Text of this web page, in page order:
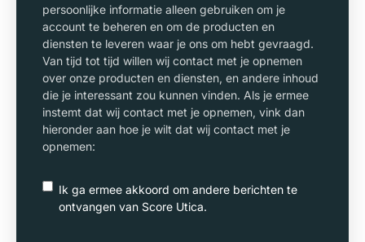
persoonlijke informatie alleen gebruiken om je
account te beheren en om de producten en
diensten te leveren waar je ons om hebt gevraagd.
Van tijd tot tijd willen wij contact met je opnemen
over onze producten en diensten, en andere inhoud
die je interessant zou kunnen vinden. Als je ermee
instemt dat wij contact met je opnemen, vink dan
hieronder aan hoe je wilt dat wij contact met je
opnemen:
Ik ga ermee akkoord om andere berichten te
ontvangen van Score Utica.